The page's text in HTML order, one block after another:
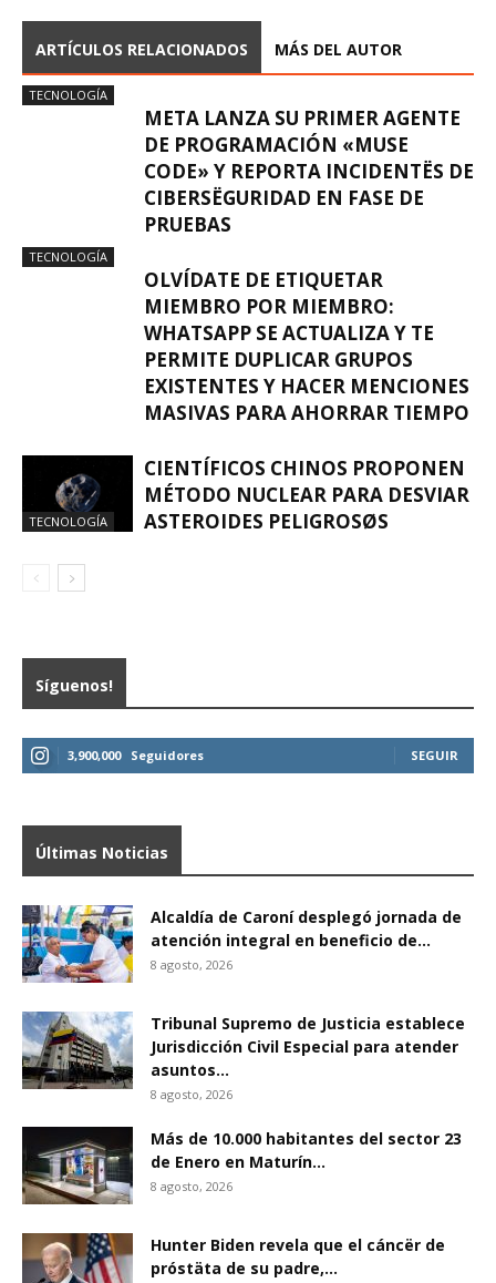
ARTÍCULOS RELACIONADOS MÁS DEL AUTOR
TECNOLOGÍA
META LANZA SU PRIMER AGENTE
DE PROGRAMACIÓN «MUSE
CODE» Y REPORTA INCIDENTËS DE
CIBERSËGURIDAD EN FASE DE
PRUEBAS
TECNOLOGÍA
OLVÍDATE DE ETIQUETAR
MIEMBRO POR MIEMBRO:
WHATSAPP SE ACTUALIZA Y TE
PERMITE DUPLICAR GRUPOS
EXISTENTES Y HACER MENCIONES
MASIVAS PARA AHORRAR TIEMPO
TECNOLOGÍA
CIENTÍFICOS CHINOS PROPONEN
MÉTODO NUCLEAR PARA DESVIAR
ASTEROIDES PELIGROSØS
Síguenos!
3,900,000 Seguidores SEGUIR
Últimas Noticias
Alcaldía de Caroní desplegó jornada de
atención integral en beneficio de...
8 agosto, 2026
Tribunal Supremo de Justicia establece
Jurisdicción Civil Especial para atender
asuntos...
8 agosto, 2026
Más de 10.000 habitantes del sector 23
de Enero en Maturín...
8 agosto, 2026
Hunter Biden revela que el cáncër de
próstäta de su padre,...